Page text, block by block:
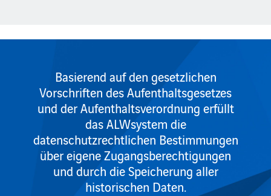
Basierend auf den gesetzlichen
Vorschriften des Aufenthaltsgesetzes
und der Aufenthaltsverordnung erfüllt
das ALWsystem die
datenschutzrechtlichen Bestimmungen
über eigene Zugangsberechtigungen
und durch die Speicherung aller
historischen Daten.